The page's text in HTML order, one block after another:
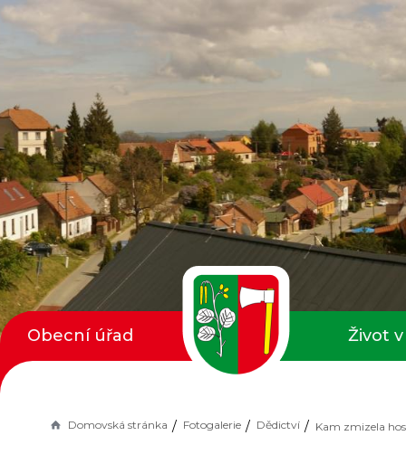
Domovská stránka Fotogalerie Dědictví
Obecní úřad Život